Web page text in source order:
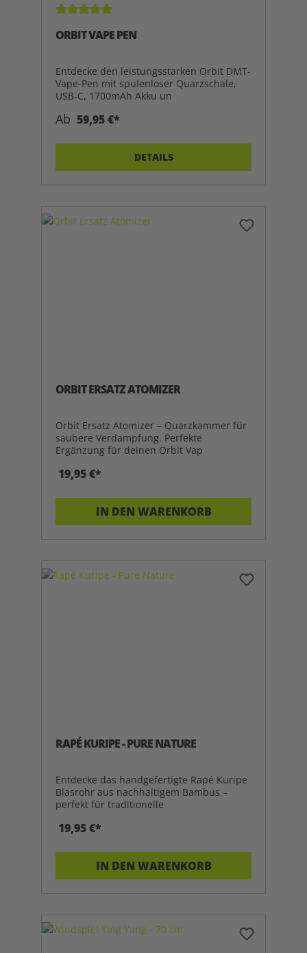
Durchschnittliche Bewertung von 5 von 5
ORBIT VAPE PEN
Entdecke den leistungsstarken Orbit DMT-
Vape-Pen mit spulenloser Quarzschale,
USB-C, 1700mAh Akku un
Ab 59,95 €*
DETAILS
ORBIT ERSATZ ATOMIZER
Orbit Ersatz Atomizer – Quarzkammer für
saubere Verdampfung. Perfekte
Ergänzung für deinen Orbit Vap
19,95 €*
IN DEN WARENKORB
RAPÉ KURIPE - PURE NATURE
Entdecke das handgefertigte Rapé Kuripe
Blasrohr aus nachhaltigem Bambus –
perfekt für traditionelle
19,95 €*
IN DEN WARENKORB